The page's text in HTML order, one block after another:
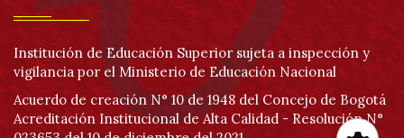
Institución de Educación Superior sujeta a inspección y
vigilancia por el Ministerio de Educación Nacional
Acuerdo de creación N° 10 de 1948 del Concejo de Bogotá
Acreditación Institucional de Alta Calidad - Resolución N°